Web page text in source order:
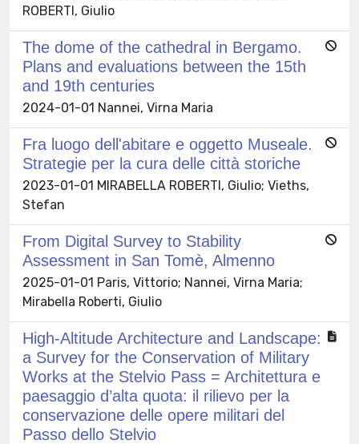
ROBERTI, Giulio
The dome of the cathedral in Bergamo.
Plans and evaluations between the 15th
and 19th centuries
2024-01-01 Nannei, Virna Maria
Fra luogo dell'abitare e oggetto Museale.
Strategie per la cura delle città storiche
2023-01-01 MIRABELLA ROBERTI, Giulio; Vieths,
Stefan
From Digital Survey to Stability
Assessment in San Tomè, Almenno
2025-01-01 Paris, Vittorio; Nannei, Virna Maria;
Mirabella Roberti, Giulio
High-Altitude Architecture and Landscape:
a Survey for the Conservation of Military
Works at the Stelvio Pass = Architettura e
paesaggio d’alta quota: il rilievo per la
conservazione delle opere militari del
Passo dello Stelvio